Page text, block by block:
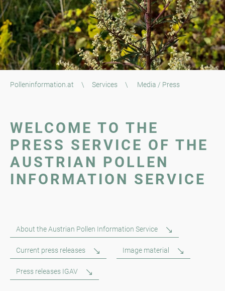
Polleninformation.at \ Services \ Media / Press
WELCOME TO THE
PRESS SERVICE OF THE
AUSTRIAN POLLEN
INFORMATION SERVICE
About the Austrian Pollen Information Service
Current press releases Image material
Press releases IGAV